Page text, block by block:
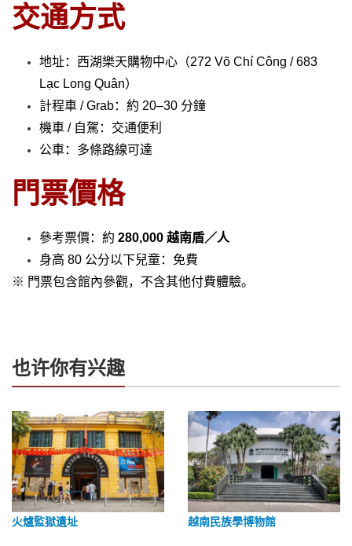
交通方式
地址：西湖樂天購物中心（272 Võ Chí Công / 683
Lạc Long Quân）
計程車 / Grab：約 20–30 分鐘
機車 / 自駕：交通便利
公車：多條路線可達
門票價格
參考票價：約 280,000 越南盾／人
身高 80 公分以下兒童：免費
※ 門票包含館內參觀，不含其他付費體驗。
也许你有兴趣
火爐監獄遺址 越南民族學博物館